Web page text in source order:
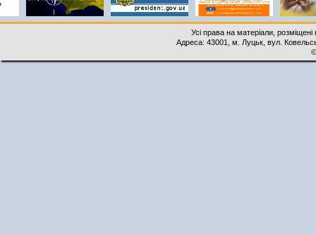
Усі права на матеріали,
Адреса: 43001, м. Луцьк, вул.